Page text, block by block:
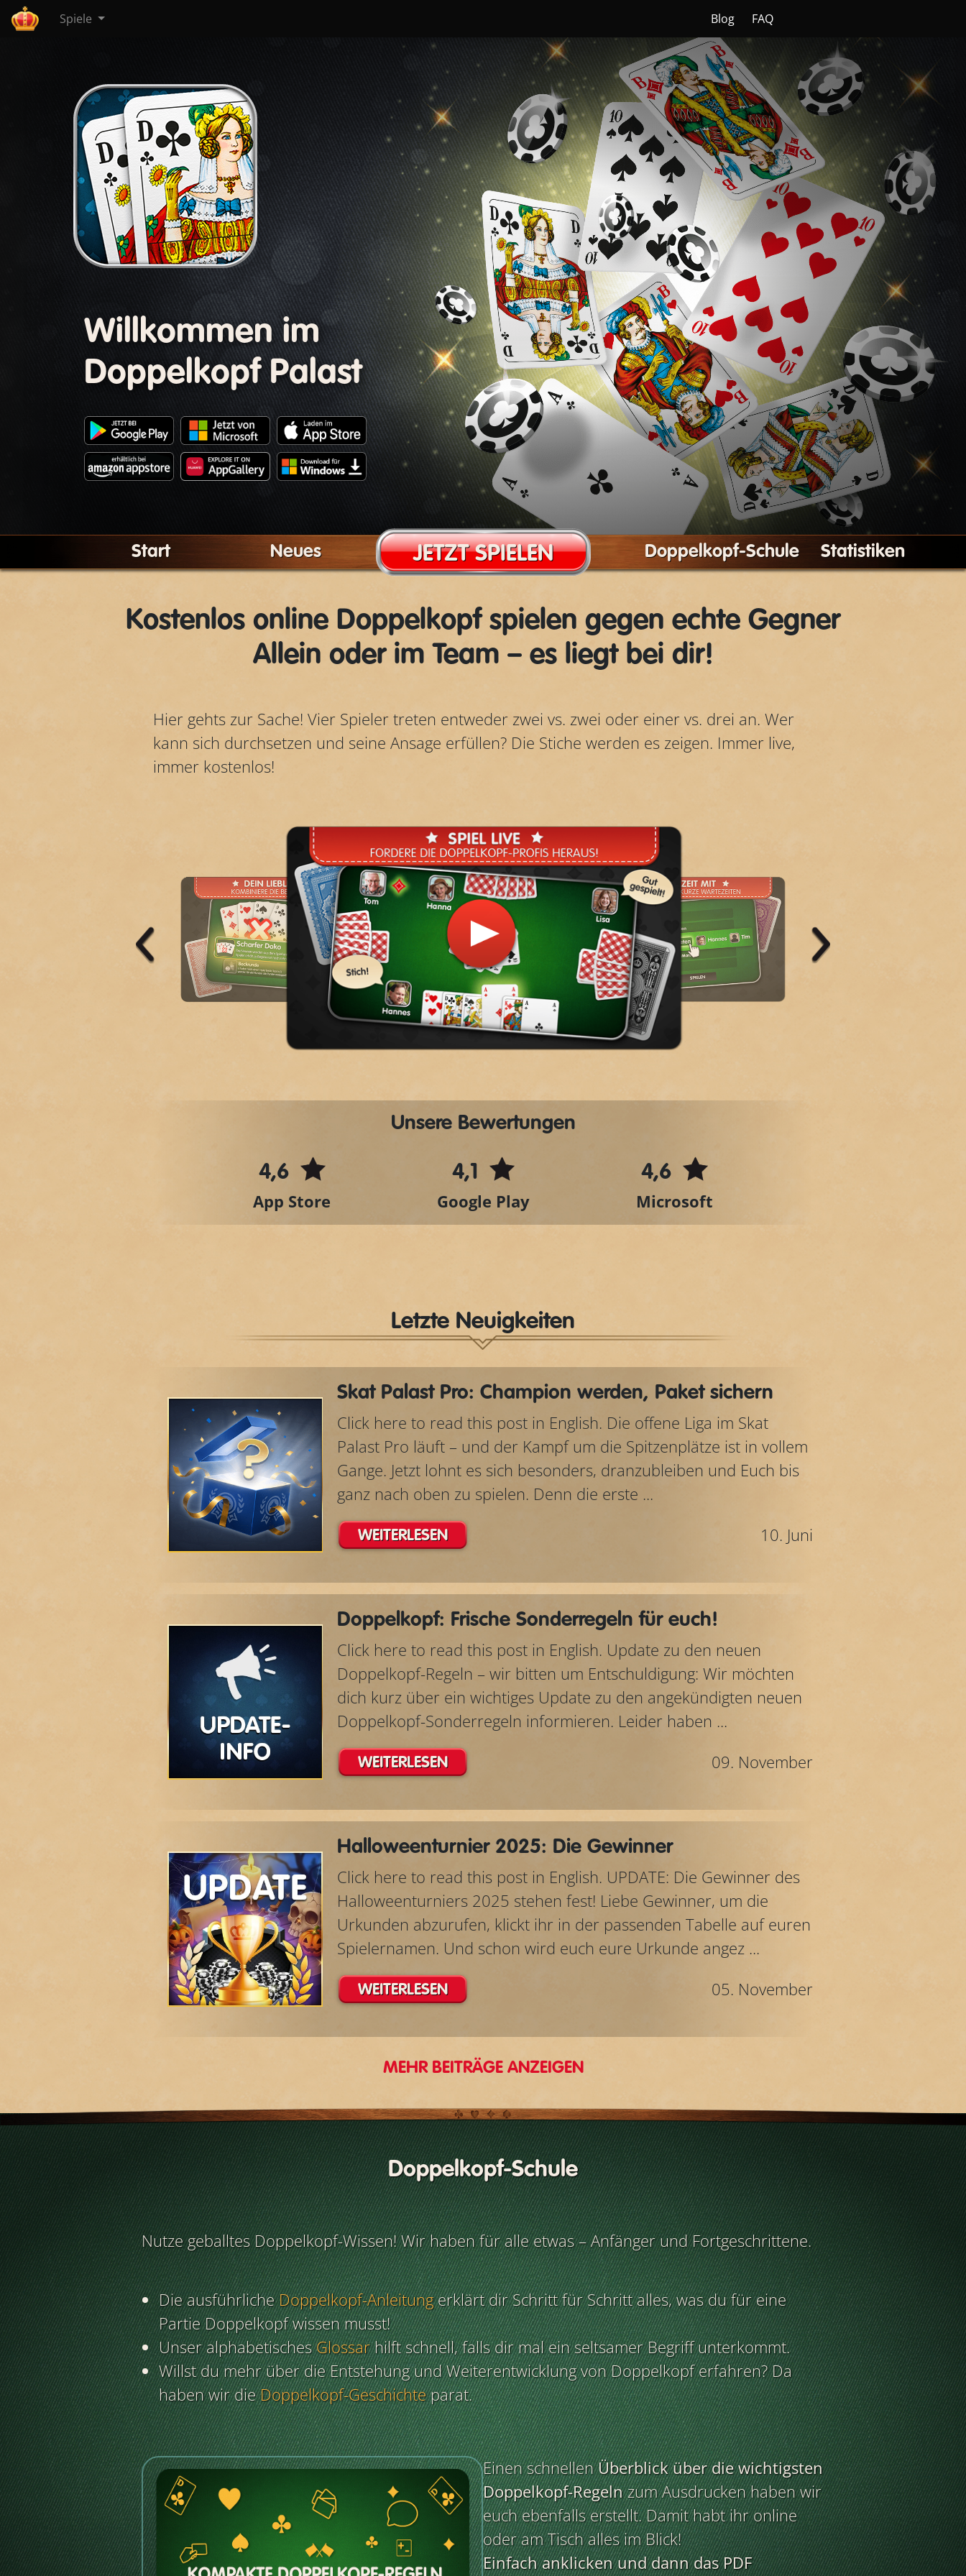
Spiele Blog FAQ
Willkommen im
Doppelkopf Palast
Start Neues JETZT SPIELEN Doppelkopf-Schule Statistiken
Kostenlos online Doppelkopf spielen gegen echte Gegner
Allein oder im Team – es liegt bei dir!
Hier gehts zur Sache! Vier Spieler treten entweder zwei vs. zwei oder einer vs. drei an. Wer
kann sich durchsetzen und seine Ansage erfüllen? Die Stiche werden es zeigen. Immer live,
immer kostenlos!
Play
Video
Unsere Bewertungen
4,6
App Store
4,1
Google Play
4,6
Microsoft
Letzte Neuigkeiten
Skat Palast Pro: Champion werden, Paket sichern
Click here to read this post in English. Die offene Liga im Skat
Palast Pro läuft – und der Kampf um die Spitzenplätze ist in vollem
Gange. Jetzt lohnt es sich besonders, dranzubleiben und Euch bis
ganz nach oben zu spielen. Denn die erste ...
WEITERLESEN 10. Juni
Doppelkopf: Frische Sonderregeln für euch!
Click here to read this post in English. Update zu den neuen
Doppelkopf-Regeln – wir bitten um Entschuldigung: Wir möchten
dich kurz über ein wichtiges Update zu den angekündigten neuen
Doppelkopf-Sonderregeln informieren. Leider haben ...
WEITERLESEN 09. November
Halloweenturnier 2025: Die Gewinner
Click here to read this post in English. UPDATE: Die Gewinner des
Halloweenturniers 2025 stehen fest! Liebe Gewinner, um die
Urkunden abzurufen, klickt ihr in der passenden Tabelle auf euren
Spielernamen. Und schon wird euch eure Urkunde angez ...
WEITERLESEN 05. November
MEHR BEITRÄGE ANZEIGEN
Doppelkopf-Schule
Nutze geballtes Doppelkopf-Wissen! Wir haben für alle etwas – Anfänger und Fortgeschrittene.
Die ausführlicheDoppelkopf-Anleitungerklärt dir Schritt für Schritt alles, was du für eine
Partie Doppelkopf wissen musst!
Unser alphabetischesGlossarhilft schnell, falls dir mal ein seltsamer Begriff unterkommt.
Willst du mehr über die Entstehung und Weiterentwicklung von Doppelkopf erfahren? Da
haben wir dieDoppelkopf-Geschichteparat.
Einen schnellenÜberblick über die wichtigsten
Doppelkopf-Regelnzum Ausdrucken haben wir
euch ebenfalls erstellt. Damit habt ihr online
oder am Tisch alles im Blick!
Einfach anklicken und dann das PDF